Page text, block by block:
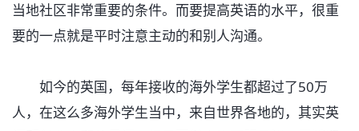
当地社区非常重要的条件。而要提高英语的水平，很重
要的一点就是平时注意主动的和别人沟通。
如今的英国，每年接收的海外学生都超过了50万
人，在这么多海外学生当中，来自世界各地的，其实英